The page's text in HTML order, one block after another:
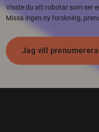
Visste du att robotar som ser
Missa ingen ny forskning,
Jag vill prenumerera